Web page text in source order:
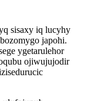
sisaxy iq lucyhy
japohi.
ygetarulehor
ojiwujujodir